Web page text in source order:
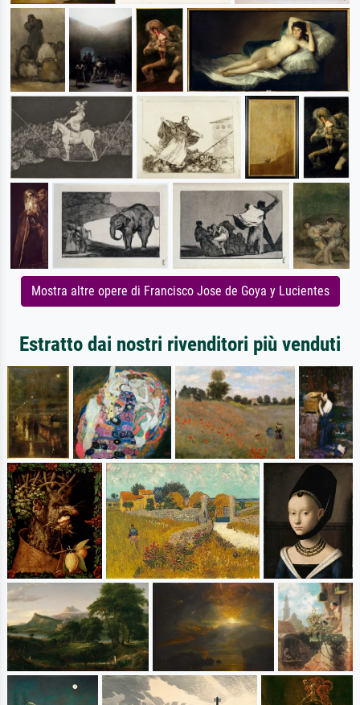
Mostra altre opere di Francisco Jose de Goya y Lucientes
Estratto dai nostri rivenditori più venduti